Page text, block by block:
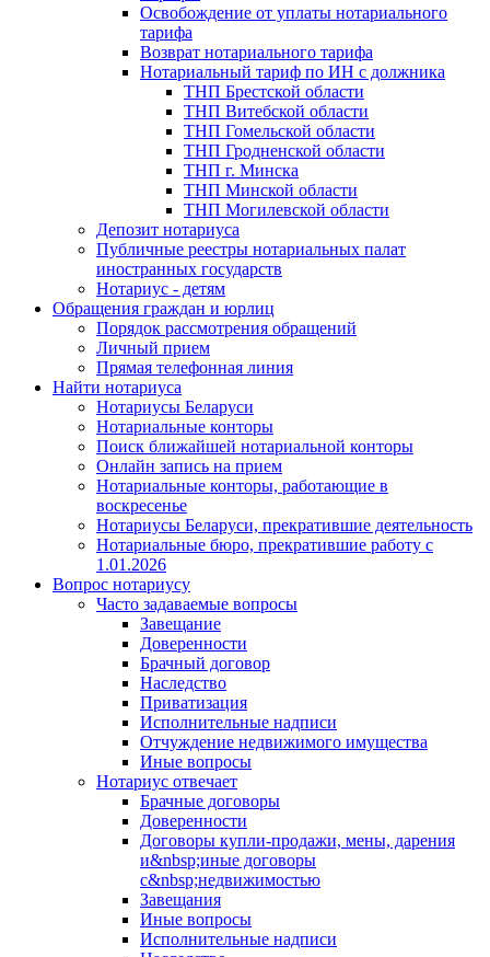
Освобождение от уплаты нотариального
тарифа
Возврат нотариального тарифа
Нотариальный тариф по ИН с должника
ТНП Брестской области
ТНП Витебской области
ТНП Гомельской области
ТНП Гродненской области
ТНП г. Минска
ТНП Минской области
ТНП Могилевской области
Депозит нотариуса
Публичные реестры нотариальных палат
иностранных государств
Нотариус - детям
Обращения граждан и юрлиц
Порядок рассмотрения обращений
Личный прием
Прямая телефонная линия
Найти нотариуса
Нотариусы Беларуси
Нотариальные конторы
Поиск ближайшей нотариальной конторы
Онлайн запись на прием
Нотариальные конторы, работающие в
воскресенье
Нотариусы Беларуси, прекратившие деятельность
Нотариальные бюро, прекратившие работу с
1.01.2026
Вопрос нотариусу
Часто задаваемые вопросы
Завещание
Доверенности
Брачный договор
Наследство
Приватизация
Исполнительные надписи
Отчуждение недвижимого имущества
Иные вопросы
Нотариус отвечает
Брачные договоры
Доверенности
Договоры купли-продажи, мены, дарения
и&nbsp;иные договоры
с&nbsp;недвижимостью
Завещания
Иные вопросы
Исполнительные надписи